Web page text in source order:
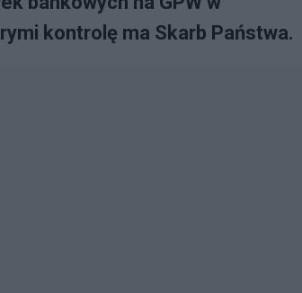
kontrolę ma Skarb Państwa.